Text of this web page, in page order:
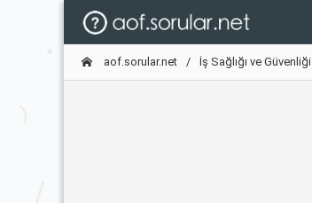
aof.sorular.net İş Sağlığı ve Güvenliği